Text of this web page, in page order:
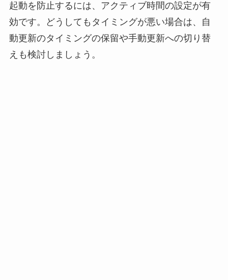
起動を防止するには、アクティブ時間の設定が有
効です。どうしてもタイミングが悪い場合は、自
動更新のタイミングの保留や手動更新への切り替
えも検討しましょう。